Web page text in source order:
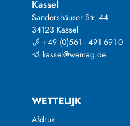
Kassel
Sandershäuser Str. 44
34123 Kassel
+49 (0)561 - 491 691-0
kassel@wemag.de
WETTELIJK
Afdruk